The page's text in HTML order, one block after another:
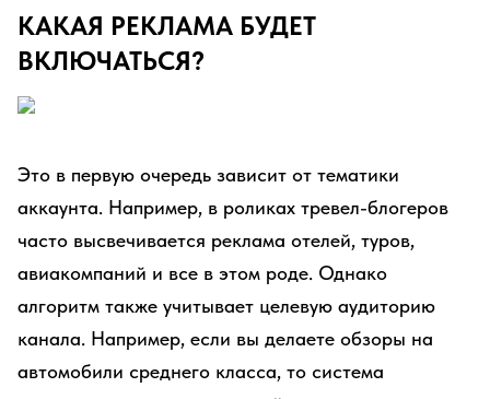
КАКАЯ РЕКЛАМА БУДЕТ
ВКЛЮЧАТЬСЯ?
Это в первую очередь зависит от тематики
аккаунта. Например, в роликах тревел-блогеров
часто высвечивается реклама отелей, туров,
авиакомпаний и все в этом роде. Однако
алгоритм также учитывает целевую аудиторию
канала. Например, если вы делаете обзоры на
автомобили среднего класса, то система